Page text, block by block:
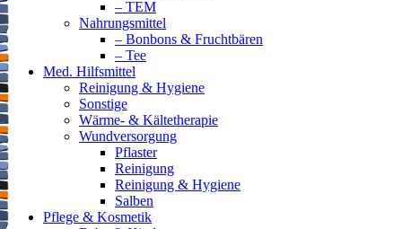
– TEM
Nahrungsmittel
– Bonbons & Fruchtbären
– Tee
Med. Hilfsmittel
Reinigung & Hygiene
Sonstige
Wärme- & Kältetherapie
Wundversorgung
Pflaster
Reinigung
Reinigung & Hygiene
Salben
Pflege & Kosmetik